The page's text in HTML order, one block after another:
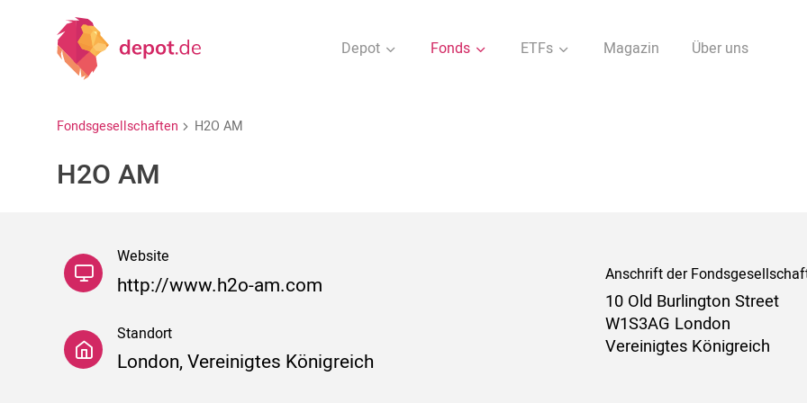
Depot Fonds ETFs Magazin Über uns
Fondsgesellschaften H2O AM
H2O AM
Website
http://www.h2o-am.com
Standort
London, Vereinigtes Königreich
Anschrift der
10 Old Burlington Street
W1S3AG London
Vereinigtes Königreich